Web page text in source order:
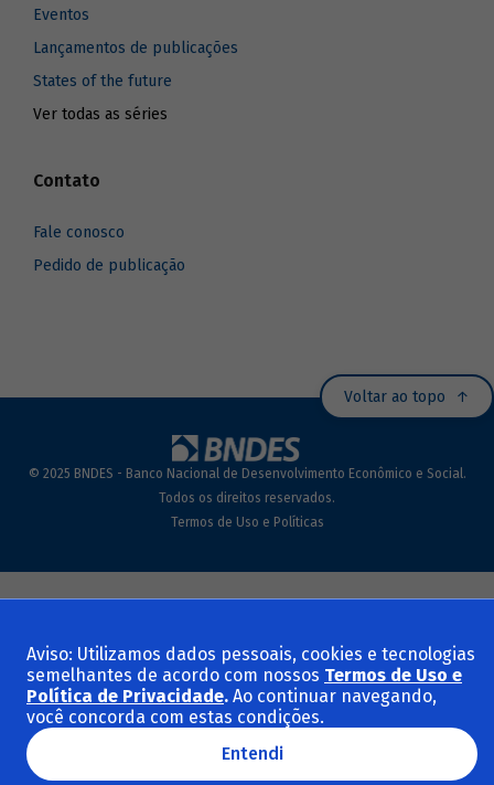
Eventos
Lançamentos de publicações
States of the future
Ver todas as séries
Contato
Fale conosco
Pedido de publicação
Voltar ao topo
© 2025 BNDES - Banco Nacional de Desenvolvimento Econômico e Social.
Todos os direitos reservados.
Termos de Uso e Políticas
Aviso: Utilizamos dados pessoais, cookies e tecnologias
semelhantes de acordo com nossos Termos de Uso e
Política de Privacidade. Ao continuar navegando,
você concorda com estas condições.
Entendi